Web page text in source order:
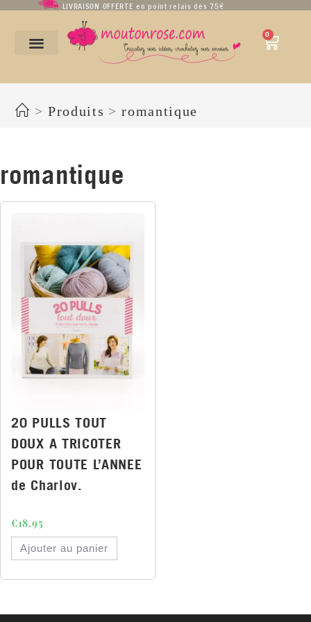
LIVRAISON OFFERTE en point relais dès 75€
0
> Produits > romantique
romantique
20 PULLS TOUT
DOUX A TRICOTER
POUR TOUTE L’ANNEE
de Charlov.
€18.95
Ajouter au panier